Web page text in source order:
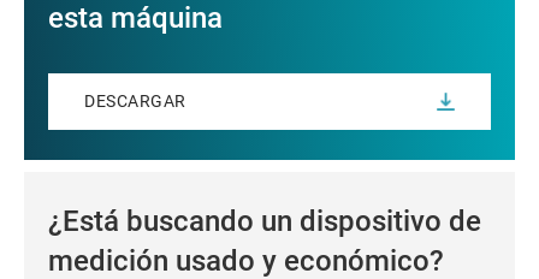
esta máquina
DESCARGAR
¿Está buscando un dispositivo de
medición usado y económico?